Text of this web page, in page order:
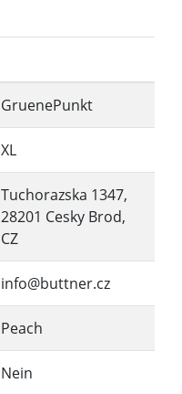
GruenePunkt
XL
Tuchorazska 1347,
28201 Cesky Brod,
CZ
info@buttner.cz
Peach
Nein